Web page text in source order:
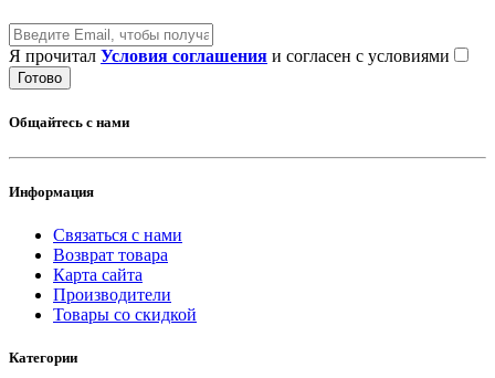
Я прочитал Условия соглашения и согласен с условиями
Готово
Общайтесь с нами
Информация
Связаться с нами
Возврат товара
Карта сайта
Производители
Товары со скидкой
Категории